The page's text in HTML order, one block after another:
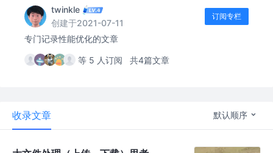
twinkle
创建于2021-07-11
订阅专栏
专门记录性能优化的文章
等 5 人订阅 共4篇文章
收录文章 默认顺序